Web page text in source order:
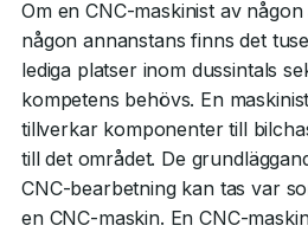
Om en CNC-maskinist av
någon annanstans finns det
lediga platser inom dussintals
kompetens behövs. En
tillverkar komponenter till
till det området. De
CNC-bearbetning kan tas var
en CNC-maskin. En CNC-